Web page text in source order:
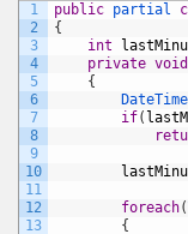
1
2
3
4
5
6
7
8
9
10
11
12
13
public partial
{
int
private void
{
DateTime
if(
foreach(
{